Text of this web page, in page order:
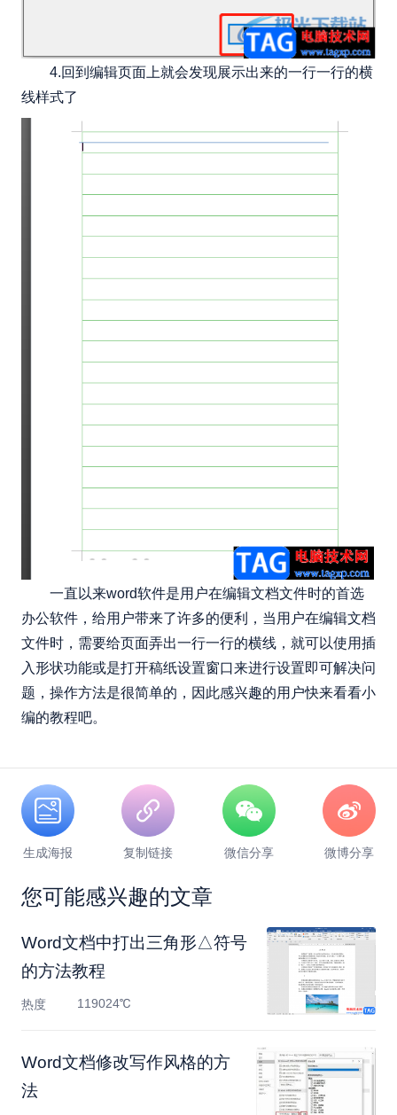
4.回到编辑页面上就会发现展示出来的一行一行的横
线样式了
一直以来word软件是用户在编辑文档文件时的首选
办公软件，给用户带来了许多的便利，当用户在编辑文档
文件时，需要给页面弄出一行一行的横线，就可以使用插
入形状功能或是打开稿纸设置窗口来进行设置即可解决问
题，操作方法是很简单的，因此感兴趣的用户快来看看小
编的教程吧。
生成海报 复制链接 微信分享 微博分享
您可能感兴趣的文章
Word文档中打出三角形△符号
的方法教程
热度 119024℃
Word文档修改写作风格的方
法